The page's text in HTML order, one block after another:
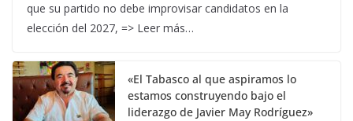
que su partido no debe improvisar candidatos en la
elección del 2027, => Leer más…
«El Tabasco al que aspiramos lo
estamos construyendo bajo el
liderazgo de Javier May Rodríguez»